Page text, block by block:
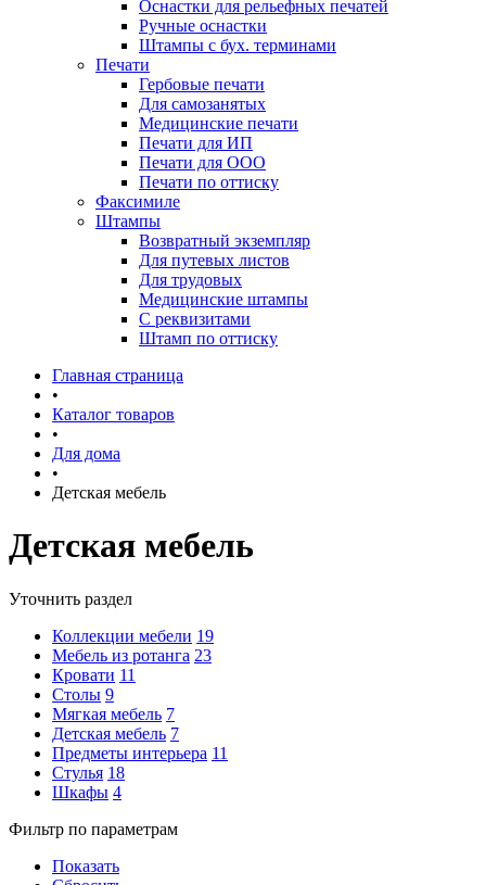
Оснастки для рельефных печатей
Ручные оснастки
Штампы с бух. терминами
Печати
Гербовые печати
Для самозанятых
Медицинские печати
Печати для ИП
Печати для ООО
Печати по оттиску
Факсимиле
Штампы
Возвратный экземпляр
Для путевых листов
Для трудовых
Медицинские штампы
С реквизитами
Штамп по оттиску
Главная страница
•
Каталог товаров
•
Для дома
•
Детская мебель
Детская мебель
Уточнить раздел
Коллекции мебели 19
Мебель из ротанга 23
Кровати 11
Столы 9
Мягкая мебель 7
Детская мебель 7
Предметы интерьера 11
Стулья 18
Шкафы 4
Фильтр по параметрам
Показать